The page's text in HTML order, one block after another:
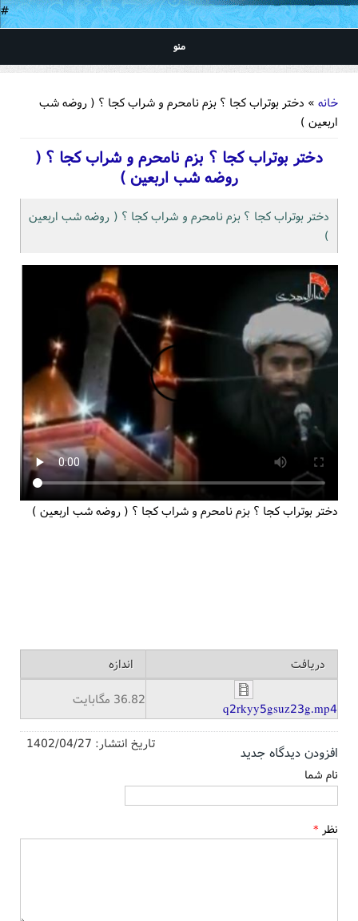
#
منو
خانه » دختر بوتراب کجا ؟ بزم نامحرم و شراب کجا ؟ ( روضه شب
اربعین )
دختر بوتراب کجا ؟ بزم نامحرم و شراب کجا ؟ (
روضه شب اربعین )
دختر بوتراب کجا ؟ بزم نامحرم و شراب کجا ؟ ( روضه شب اربعین
)
دختر بوتراب کجا ؟ بزم نامحرم و شراب کجا ؟ ( روضه شب اربعین )
دریافت اندازه
q2rkyy5gsuz23g.mp4
36.82 مگابایت
تاریخ انتشار: 1402/04/27 افزودن دیدگاه جدید
نام شما
نظر *